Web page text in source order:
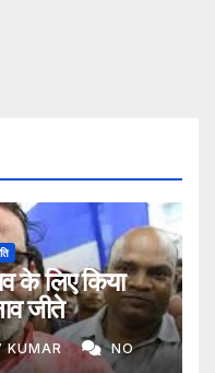
के लिए किया
जीते
KUMAR NO